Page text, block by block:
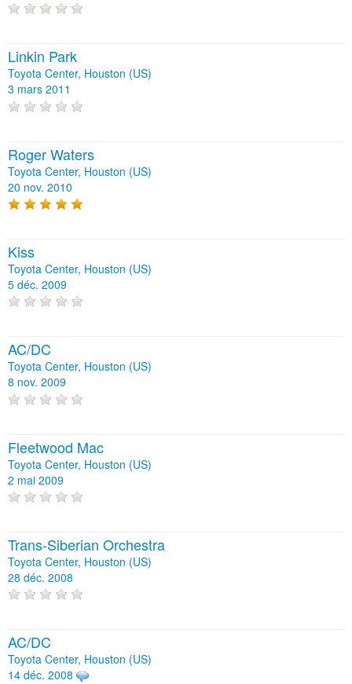
Linkin Park
Toyota Center, Houston (US)
3 mars 2011
Roger Waters
Toyota Center, Houston (US)
20 nov. 2010
Kiss
Toyota Center, Houston (US)
5 déc. 2009
AC/DC
Toyota Center, Houston (US)
8 nov. 2009
Fleetwood Mac
Toyota Center, Houston (US)
2 mai 2009
Trans-Siberian Orchestra
Toyota Center, Houston (US)
28 déc. 2008
AC/DC
Toyota Center, Houston (US)
14 déc. 2008